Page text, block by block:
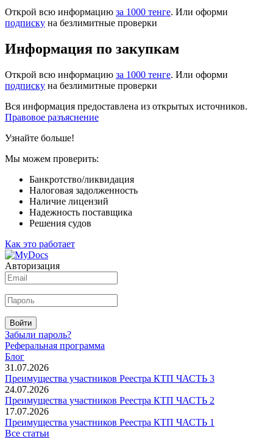
Открой всю информацию за 1000 тенге. Или оформи
подписку на безлимитные проверки
Информация по закупкам
Открой всю информацию за 1000 тенге. Или оформи
подписку на безлимитные проверки
Вся информация предоставлена из открытых источников.
Правовое разъяснение
Узнайте больше!
Мы можем проверить:
Банкротство/ликвидация
Налоговая задолженность
Наличие лицензий
Надежность поставщика
Решения судов
Как это работает
Авторизация
Войти
Забыли пароль?
Реферальная программа
Блог
31.07.2026
Преимущества участников Реестра КТП ЧАСТЬ 3
24.07.2026
Преимущества участников Реестра КТП ЧАСТЬ 2
17.07.2026
Преимущества участников Реестра КТП ЧАСТЬ 1
Все статьи